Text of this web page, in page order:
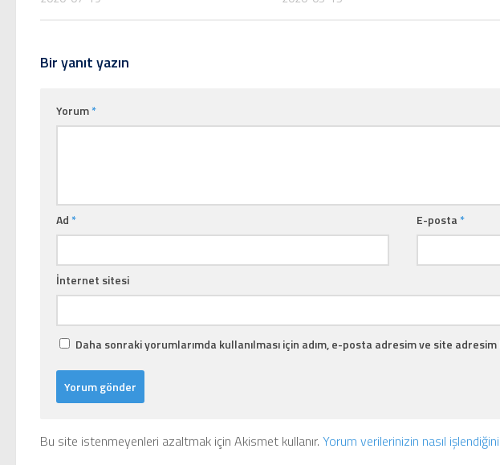
Bir yanıt yazın
Yorum*
Ad * E-posta *
İnternet sitesi
Daha sonraki yorumlarımda kullanılması için adım, e-posta adresim ve site adresim
Bu site istenmeyenleri azaltmak için Akismet kullanır. Yorum verilerinizin nasıl